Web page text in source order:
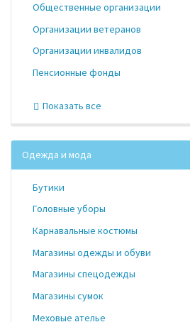
Общественные организации
Организации ветеранов
Организации инвалидов
Пенсионные фонды
Показать все
Одежда и мода
Бутики
Головные уборы
Карнавальные костюмы
Магазины одежды и обуви
Магазины спецодежды
Магазины сумок
Меховые ателье